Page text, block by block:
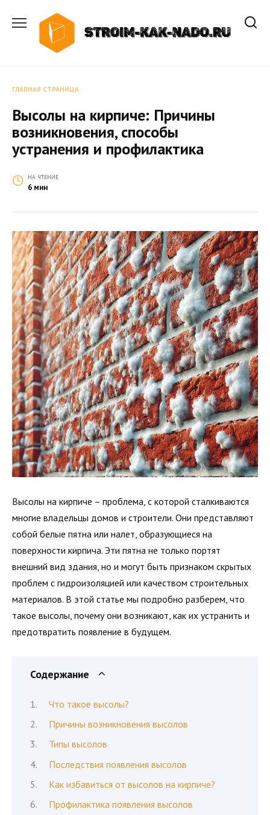
содержанию
ГЛАВНАЯ СТРАНИЦА
Высолы на кирпиче: Причины
возникновения, способы
устранения и профилактика
НА ЧТЕНИЕ
6 мин
Высолы на кирпиче – проблема, с которой сталкиваются
многие владельцы домов и строители. Они представляют
собой белые пятна или налет, образующиеся на
поверхности кирпича. Эти пятна не только портят
внешний вид здания, но и могут быть признаком скрытых
проблем с гидроизоляцией или качеством строительных
материалов. В этой статье мы подробно разберем, что
такое высолы, почему они возникают, как их устранить и
предотвратить появление в будущем.
Содержание
Что такое высолы?
Причины возникновения высолов
Типы высолов
Последствия появления высолов
Как избавиться от высолов на кирпиче?
Профилактика появления высолов